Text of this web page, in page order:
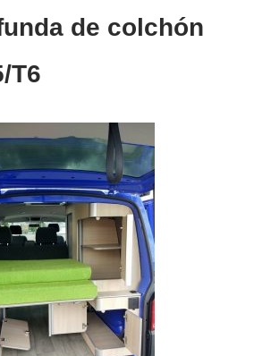
de colchón
T6